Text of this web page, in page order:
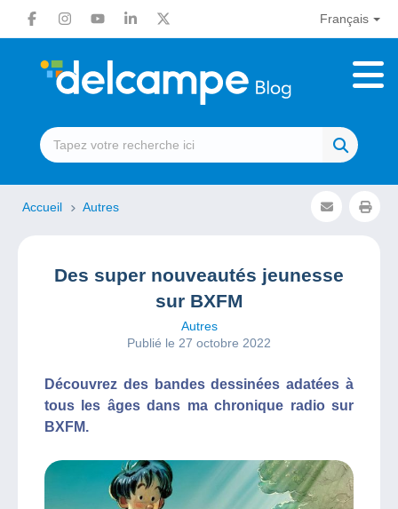
Français
Accueil Autres
Des super nouveautés jeunesse
sur BXFM
Autres
Publié le 27 octobre 2022
Découvrez des bandes dessinées adatées à
tous les âges dans ma chronique radio sur
BXFM.